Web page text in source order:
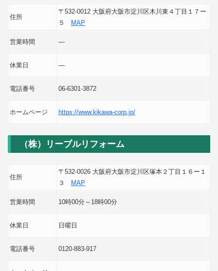
住所
〒532-0012 大阪府大阪市淀川区木川東４丁目１７ー
５
MAP
営業時間 ―
休業日 ―
電話番号 06-6301-3872
ホームページ https://www.kikawa-corp.jp/
（株）リーブルリフォーム
住所
〒532-0026 大阪府大阪市淀川区塚本２丁目１６ー１
３ MAP
営業時間 10時00分～18時00分
休業日 日曜日
電話番号 0120-883-917